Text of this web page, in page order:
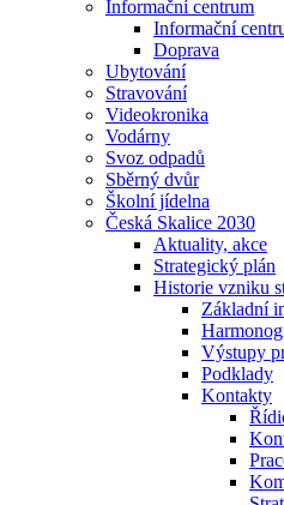
Informační centrum
Informační
Doprava
Ubytování
Stravování
Videokronika
Vodárny
Svoz odpadů
Sběrný dvůr
Školní jídelna
Česká Skalice 2030
Aktuality, akce
Strategický plán
Historie vzniku
Základní
Výstupy
Podklady
Kontakty